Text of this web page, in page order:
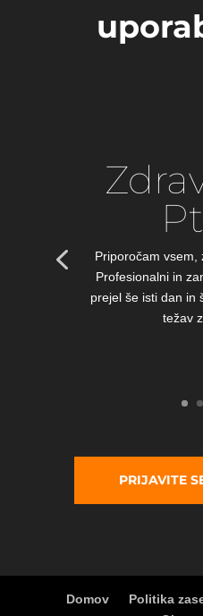
Priporočam vsem,
Profesionalni in
prejel še isti dan in
težav
PRIJAVITE
Domov Politika